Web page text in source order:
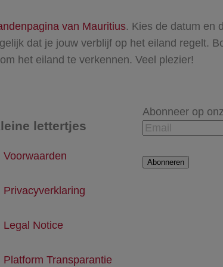
van Mauritius. Kies de datum en
dat je jouw verblijf op het eiland regelt.
het eiland te verkennen. Veel plezier!
lettertjes
Voorwaarden
Privacyverklaring
Legal Notice
Platform Transparantie
Abonneer op
Abonneren